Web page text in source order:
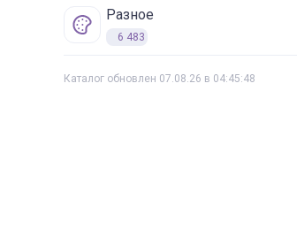
разное
6 483
Каталог обновлен 07.08.26 в 04:45:48